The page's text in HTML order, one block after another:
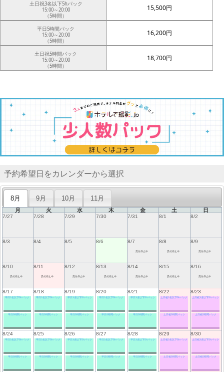
土日祝3名以下5hパック
15:00～20:00
（5時間）
15,500円
平日5時間パック
15:00～20:00
（5時間）
16,200円
土日祝5時間パック
15:00～20:00
（5時間）
18,700円
予約希望日をカレンダーから選択
8月 9月 10月 11月
月 火 水 木 金 土 日
7/27 7/28 7/29 7/30 7/31 8/1 8/2
8/3 8/4 8/5 8/6 8/7
受付停止中
8/8
受付停止中
8/9
受付停止中
8/10
受付停止中
8/11
受付停止中
8/12
受付停止中
8/13
受付停止中
8/14
受付停止中
8/15
受付停止中
8/16
受付停止中
8/17
平日3名以下5hパック
平日5時間パック
8/18
平日3名以下5hパック
平日5時間パック
8/19
平日3名以下5hパック
平日5時間パック
8/20
平日3名以下5hパック
平日5時間パック
8/21
平日3名以下5hパック
平日5時間パック
8/22
土日祝3名以下5hパック
土日祝5時間パック
8/23
土日祝3名以下5hパック
土日祝5時間パック
8/24
平日3名以下5hパック
平日5時間パック
8/25
平日3名以下5hパック
平日5時間パック
8/26
平日3名以下5hパック
平日5時間パック
8/27
平日3名以下5hパック
平日5時間パック
8/28
平日3名以下5hパック
平日5時間パック
8/29
土日祝3名以下5hパック
土日祝5時間パック
8/30
土日祝3名以下5hパック
土日祝5時間パック